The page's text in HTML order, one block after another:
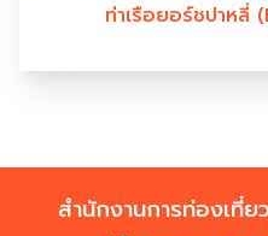
ท่าเรือยอร์ชปาหลี่
สำนักงานการท่องเที่ย